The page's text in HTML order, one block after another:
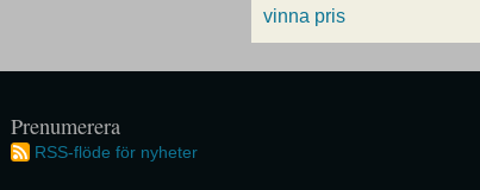
vinna pris
Prenumerera
RSS-flöde för nyheter